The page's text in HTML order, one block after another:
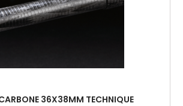
36X38MM TECHNIQUE